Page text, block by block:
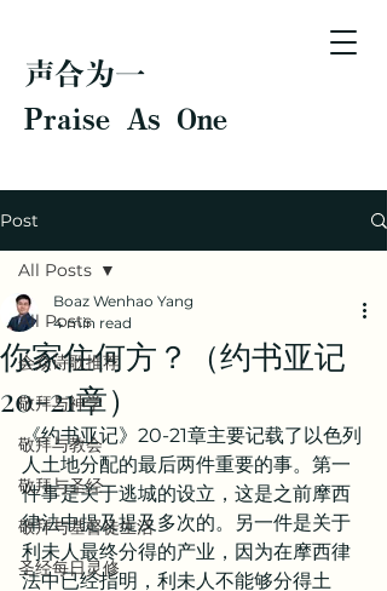
声合为一
Praise As One
Post
All Posts
会众诗歌推荐
敬拜与神学
敬拜与教会
敬拜与圣经
敬拜与基督徒生活
圣经每日灵修
All Posts
你家住何方？（约书亚记
20-21章）
Boaz Wenhao Yang
4 min read
《约书亚记》20-21章主要记载了以色列
人土地分配的最后两件重要的事。第一
件事是关于逃城的设立，这是之前摩西
律法中提及提及多次的。另一件是关于
利未人最终分得的产业，因为在摩西律
法中已经指明，利未人不能够分得土